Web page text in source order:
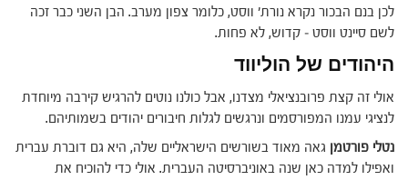
לכן בנם הבכור נקרא נורת' ווסט, כלומר צפון מערב. הבן השני כבר זכה
לשם סיינט ווסט – קדוש, לא פחות.
היהודים של הוליווד
אולי זה קצת פרובנציאלי מצדנו, אבל כולנו נוטים להרגיש קירבה מיוחדת
לנציגי עמנו המפורסמים ונרגשים לגלות חיבורים יהודים בשמותיהם.
נטלי פורטמן גאה מאוד בשורשים הישראליים שלה, היא גם דוברת עברית
ואפילו למדה כאן שנה באוניברסיטה העברית. אולי כדי להוכיח את